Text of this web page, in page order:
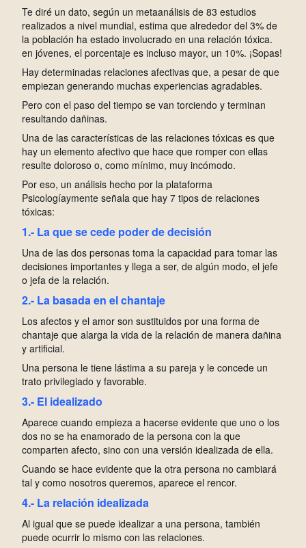
Te diré un dato, según un metaanálisis de 83 estudios
realizados a nivel mundial, estima que alrededor del 3% de
la población ha estado involucrado en una relación tóxica.
en jóvenes, el porcentaje es incluso mayor, un 10%. ¡Sopas!
Hay determinadas relaciones afectivas que, a pesar de que
empiezan generando muchas experiencias agradables.
Pero con el paso del tiempo se van torciendo y terminan
resultando dañinas.
Una de las características de las relaciones tóxicas es que
hay un elemento afectivo que hace que romper con ellas
resulte doloroso o, como mínimo, muy incómodo.
Por eso, un análisis hecho por la plataforma
Psicologíaymente señala que hay 7 tipos de relaciones
tóxicas:
1.- La que se cede poder de decisión
Una de las dos personas toma la capacidad para tomar las
decisiones importantes y llega a ser, de algún modo, el jefe
o jefa de la relación.
2.- La basada en el chantaje
Los afectos y el amor son sustituidos por una forma de
chantaje que alarga la vida de la relación de manera dañina
y artificial.
Una persona le tiene lástima a su pareja y le concede un
trato privilegiado y favorable.
3.- El idealizado
Aparece cuando empieza a hacerse evidente que uno o los
dos no se ha enamorado de la persona con la que
comparten afecto, sino con una versión idealizada de ella.
Cuando se hace evidente que la otra persona no cambiará
tal y como nosotros queremos, aparece el rencor.
4.- La relación idealizada
Al igual que se puede idealizar a una persona, también
puede ocurrir lo mismo con las relaciones.